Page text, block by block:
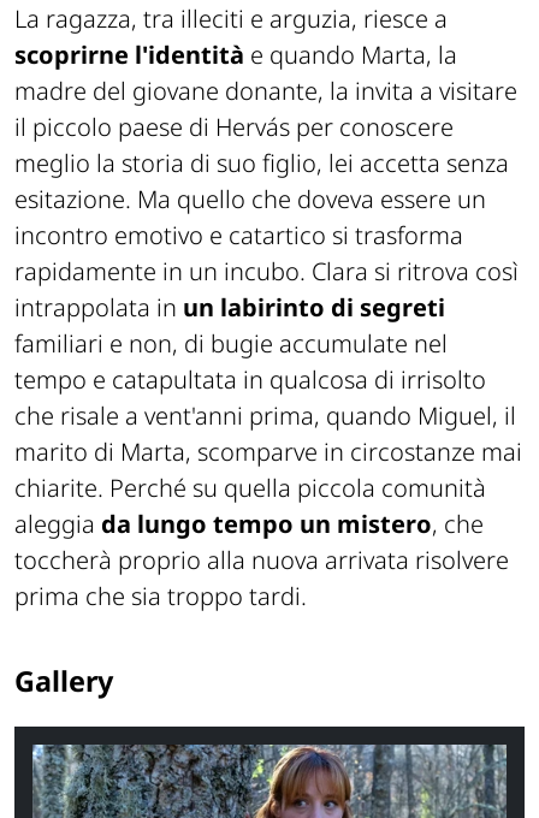
La ragazza, tra illeciti e arguzia, riesce a
scoprirne l'identità e quando Marta, la
madre del giovane donante, la invita a visitare
il piccolo paese di Hervás per conoscere
meglio la storia di suo figlio, lei accetta senza
esitazione. Ma quello che doveva essere un
incontro emotivo e catartico si trasforma
rapidamente in un incubo. Clara si ritrova così
intrappolata in un labirinto di segreti
familiari e non, di bugie accumulate nel
tempo e catapultata in qualcosa di irrisolto
che risale a vent'anni prima, quando Miguel, il
marito di Marta, scomparve in circostanze mai
chiarite. Perché su quella piccola comunità
aleggia da lungo tempo un mistero, che
toccherà proprio alla nuova arrivata risolvere
prima che sia troppo tardi.
Gallery